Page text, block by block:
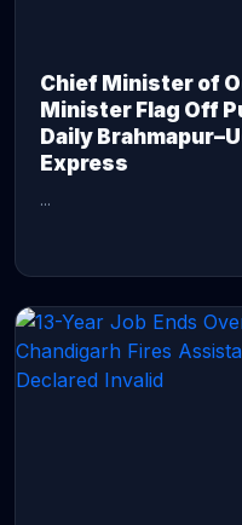
Chief Minister of
Minister Flag Off
Daily
Express
...